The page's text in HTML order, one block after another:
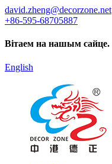
david.zheng@decorzone.net
+86-595-68705887
Вітаем на нашым сайце.
English